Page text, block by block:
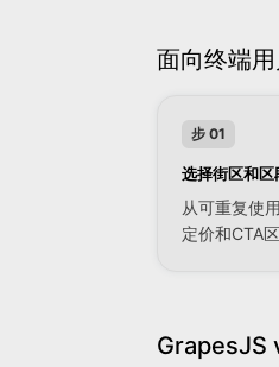
面向终端
步 01
选择街区和区
从可重复使
定价和CTA区
GrapesJS